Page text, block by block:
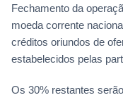
Fechamento da
moeda corrente
créditos oriundos de
estabelecidos pelas
Os 30% restantes